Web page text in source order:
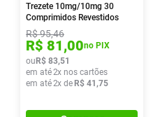
Trezete 10mg/10mg 30
Comprimidos Revestidos
R$95,46
R$ 81,00no PIX
ouR$ 83,51
em até2x nos cartões
em até2x deR$ 41 ,75